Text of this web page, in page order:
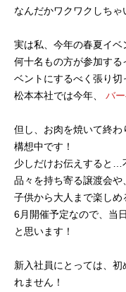
なんだかワクワクしちゃ
実は私、今年の春夏イベ
何十名もの方が参加す
ベントにするべく張り切
松本本社では今年、
バ
但し、お肉を焼いて終
構想中です！
少しだけお伝えすると…
品々を持ち寄る譲渡会や、
子供から大人まで楽し
6月開催予定なので、当
と思います！
新入社員にとっては、
れません！